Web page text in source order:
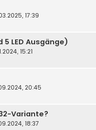
17:39
5 LED Ausgänge)
15:21
20:45
Variante?
18:37